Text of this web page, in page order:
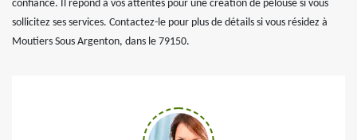
confiance. Il répond à vos attentes pour une création de pelouse si vous
sollicitez ses services. Contactez-le pour plus de détails si vous résidez à
Moutiers Sous Argenton, dans le 79150.